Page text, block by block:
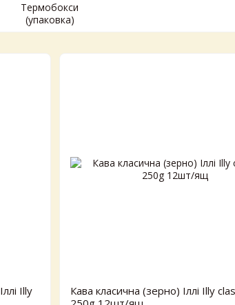
Термобокси
(упаковка)
Illy
Кава класична (зерно) Іллі Illy